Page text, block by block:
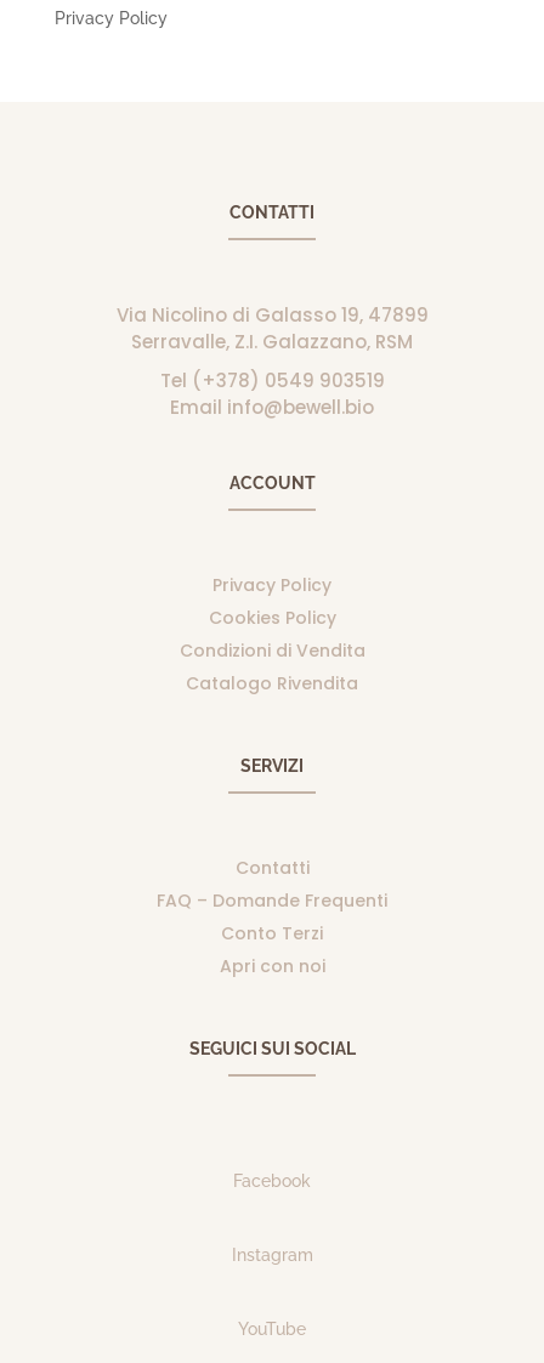
Privacy Policy
CONTATTI
Via Nicolino di Galasso 19, 47899
Serravalle, Z.I. Galazzano, RSM
Tel (+378) 0549 903519
Email info@bewell.bio
ACCOUNT
Privacy Policy
Cookies Policy
Condizioni di Vendita
Catalogo Rivendita
SERVIZI
Contatti
FAQ – Domande Frequenti
Conto Terzi
Apri con noi
SEGUICI SUI SOCIAL
Facebook
Instagram
YouTube